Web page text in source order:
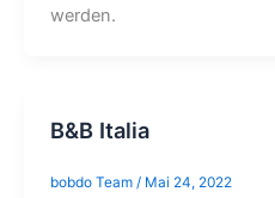
werden.
B&B Italia
bobdo Team / Mai 24, 2022